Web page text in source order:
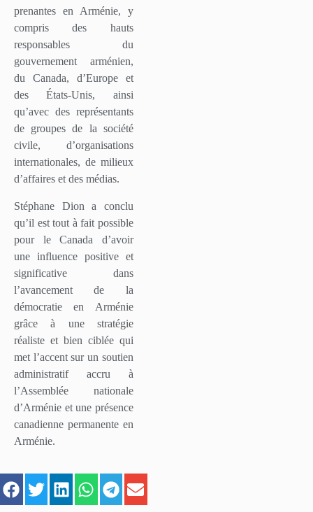
prenantes en Arménie, y
compris des hauts
responsables du
gouvernement arménien,
du Canada, d’Europe et
des États-Unis, ainsi
qu’avec des représentants
de groupes de la société
civile, d’organisations
internationales, de milieux
d’affaires et des médias.
Stéphane Dion a conclu
qu’il est tout à fait possible
pour le Canada d’avoir
une influence positive et
significative dans
l’avancement de la
démocratie en Arménie
grâce à une stratégie
réaliste et bien ciblée qui
met l’accent sur un soutien
administratif accru à
l’Assemblée nationale
d’Arménie et une présence
canadienne permanente en
Arménie.